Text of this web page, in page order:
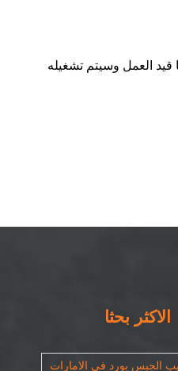
قيد العمل وسيتم تشغيله
الاكثر بحثا
الجبس بورد في الامارات